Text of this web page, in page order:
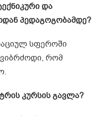
და
პედაგოგობამდე?
სფეროში
რომ
კურსის გავლა?